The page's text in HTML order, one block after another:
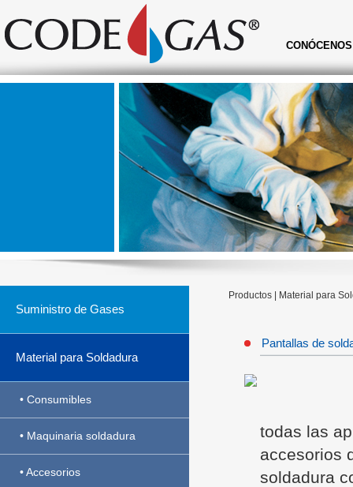
CONÓCENOS
Suministro de Gases
Material para Soldadura
• Consumibles
• Maquinaria soldadura
• Accesorios
Productos | Material para
Pantallas de
todas las
accesorios
soldadura